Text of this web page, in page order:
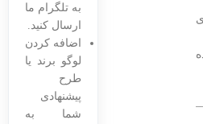
به تلگرام ما
ارسال کنید.
اضافه کردن
لوگو برند یا
طرح
پیشنهادی
شما به